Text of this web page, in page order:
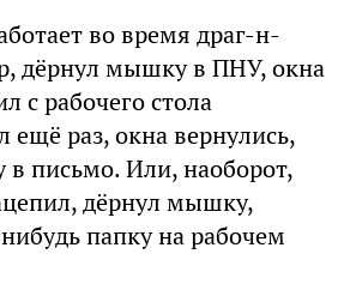
во время драг-н-
дёрнул мышку в ПНУ, окна
с рабочего стола
ещё раз, окна вернулись,
в письмо. Или, наоборот,
дёрнул мышку,
папку на рабочем